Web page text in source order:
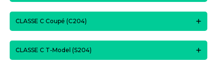
CLASSE C Coupé (C204)
CLASSE C T-Model (S204)